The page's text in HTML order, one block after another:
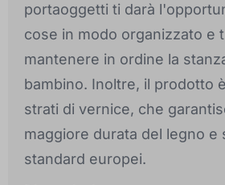
portaoggetti ti darà
cose in modo organizzato e
mantenere in ordine la
bambino. Inoltre, il prodotto
strati di vernice, che
maggiore durata del legno e
standard europei.